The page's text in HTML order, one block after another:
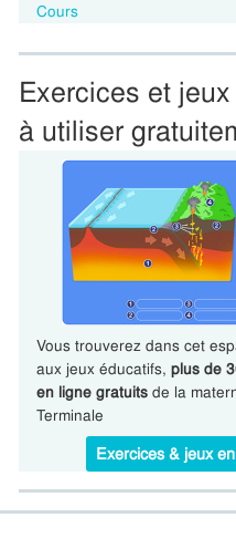
Cours
Exercices et
à utiliser
Vous trouverez dans cet
aux jeux éducatifs, plus de
en ligne gratuitsde la
Terminale
Exercices & jeux